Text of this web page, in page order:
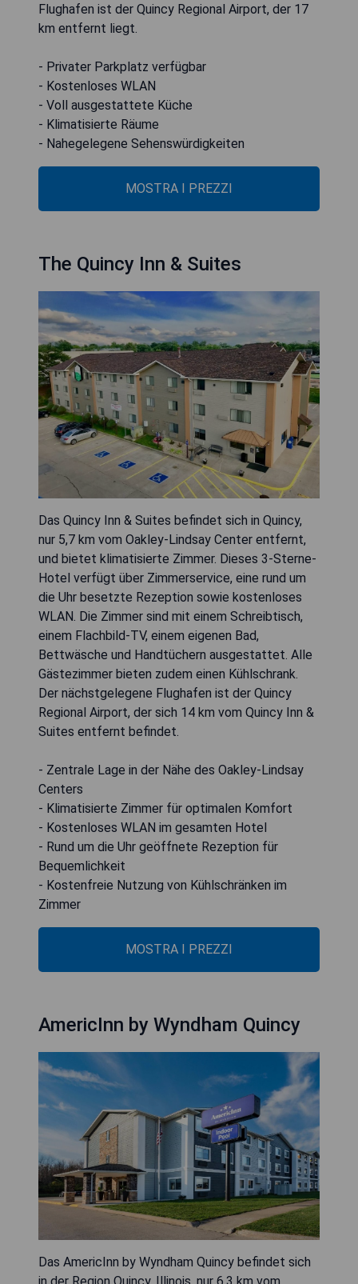
Flughafen ist der Quincy Regional Airport, der 17
km entfernt liegt.
- Privater Parkplatz verfügbar
- Kostenloses WLAN
- Voll ausgestattete Küche
- Klimatisierte Räume
- Nahegelegene Sehenswürdigkeiten
MOSTRA I PREZZI
The Quincy Inn & Suites
Das Quincy Inn & Suites befindet sich in Quincy,
nur 5,7 km vom Oakley-Lindsay Center entfernt,
und bietet klimatisierte Zimmer. Dieses 3-Sterne-
Hotel verfügt über Zimmerservice, eine rund um
die Uhr besetzte Rezeption sowie kostenloses
WLAN. Die Zimmer sind mit einem Schreibtisch,
einem Flachbild-TV, einem eigenen Bad,
Bettwäsche und Handtüchern ausgestattet. Alle
Gästezimmer bieten zudem einen Kühlschrank.
Der nächstgelegene Flughafen ist der Quincy
Regional Airport, der sich 14 km vom Quincy Inn &
Suites entfernt befindet.
- Zentrale Lage in der Nähe des Oakley-Lindsay
Centers
- Klimatisierte Zimmer für optimalen Komfort
- Kostenloses WLAN im gesamten Hotel
- Rund um die Uhr geöffnete Rezeption für
Bequemlichkeit
- Kostenfreie Nutzung von Kühlschränken im
Zimmer
MOSTRA I PREZZI
AmericInn by Wyndham Quincy
Das AmericInn by Wyndham Quincy befindet sich